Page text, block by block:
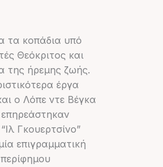
τα κοπάδια υπό
Θεόκριτος και
της ήρεμης ζωής.
έργα
ο Λόπε ντε Βέγκα
Γκουερτσίνο”
επιγραμματική